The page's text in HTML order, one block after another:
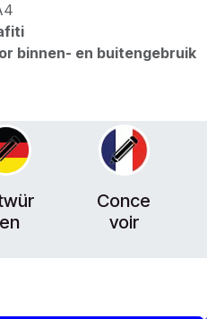
binnen- en buitengebruik
Conce
voir